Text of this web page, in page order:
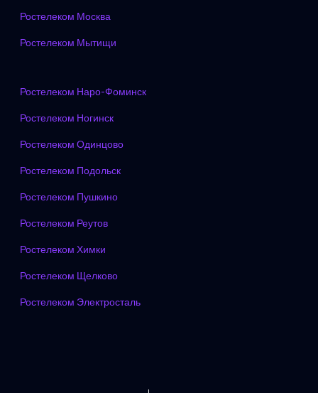
Ростелеком Москва
Ростелеком Мытищи
Ростелеком Наро-Фоминск
Ростелеком Ногинск
Ростелеком Одинцово
Ростелеком Подольск
Ростелеком Пушкино
Ростелеком Реутов
Ростелеком Химки
Ростелеком Щелково
Ростелеком Электросталь